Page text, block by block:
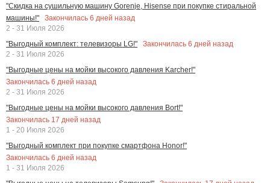
"Скидка на сушильную машину Gorenje, Hisense при покупке стиральной
машины!"
Закончилась 6 дней назад
2 - 31 Июля 2026
"Выгодный комплект: телевизоры LG!"
Закончилась 6 дней назад
2 - 31 Июля 2026
"Выгодные цены на мойки высокого давления Karcher!"
Закончилась 6 дней назад
2 - 31 Июля 2026
"Выгодные цены на мойки высокого давления Bort!"
Закончилась 17 дней назад
1 - 20 Июля 2026
"Выгодный комплект при покупке смартфона Honor!"
Закончилась 6 дней назад
1 - 31 Июля 2026